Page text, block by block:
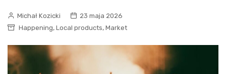
Michał Kozicki
23 maja 2026
Happening, Local products, Market